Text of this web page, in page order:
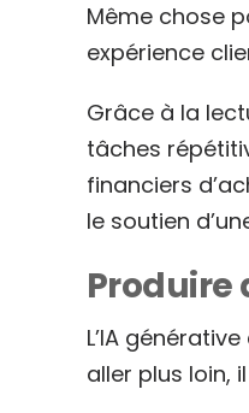
Même chose
expérience
Grâce à la
tâches
financiers
le soutien
Produire
L’IA
aller plus loin,